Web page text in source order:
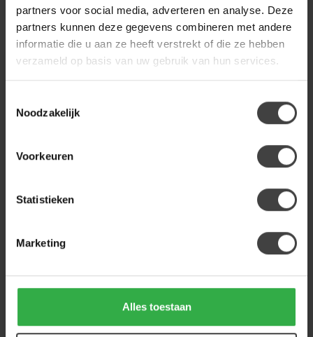
partners voor social media, adverteren en analyse. Deze
partners kunnen deze gegevens combineren met andere
informatie die u aan ze heeft verstrekt of die ze hebben
verzameld op basis van uw gebruik van hun services.
Noodzakelijk
Voorkeuren
Statistieken
Marketing
Alles toestaan
LABEL51
Eetkamerstoel Narumi -
Eetkamerstoel Narumi
een luxe, draaibare
eetkamerstoel u...
179,00
Eetkamerstoel Bella |
Eetkamerstoel Bella van
stof met zwart metalen
onde...
229,00
Op bestelling